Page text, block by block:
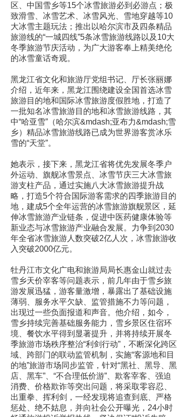
区、中国雪乡等15个冰雪旅游必到必游点；极
致滑雪、冰雪艺术、冰雪风光、雪地穿越等10
大冰雪主题玩法；推出以哈尔滨市及四条精品
旅游线的“一城四线”5条冰雪旅游线路以及10大
冬季旅游节庆活动，为广大游客奉上精美绝伦
的冰雪童话奇观。
黑龙江省文化和旅游厅党组书记、厅长张丽娜
介绍，近年来，黑龙江围绕建设全国首选冰雪
旅游目的地和国际冰雪旅游度假胜地，打造了
一批知名冰雪旅游目的地和冰雪旅游线路，其
中“哈亚雪”（哈尔滨&mdash;亚布力&mdash;雪
乡）精品冰雪旅游线路已成为世界游客赏冰乐
雪的“天堂”。
她表示，接下来，黑龙江省将优先发展冬季户
外运动、旗舰冰雪景点、冰雪节庆三大冰雪旅
游支柱产品，通过实施八大冰雪旅游提升战
略，打造5个符合国际游客需求的四季旅游目的
地，建成5个全年运营的冰雪旅游旗舰景区，延
伸冰雪旅游产业链条，促进中医药健康体验等
新业态与冰雪旅游产业融合发展。力争到2030
年全省冰雪旅游人数突破2亿人次，冰雪旅游收
入突破2000亿元。
牡丹江市文化广电和旅游局局长惠金山就过去
雪乡天价宰客等问题表示，前几年由于雪乡旅
游发展迅猛，游客量激增，暴露出了基础设施
薄弱、服务水平欠缺、监管措施不力等问题，
出现过一些负面报道和声音。他介绍，如今，
雪乡持续完善基础服务能力，雪乡景区住宿环
境、餐饮水平得到显著提升，并将持续开展冬
季旅游市场秩序整治“利剑行动”，不断深化跨区
域、跨部门的联动监管机制，实施“客源地和目
的地”旅游市场同步监管，针对“黑社、黑导、黑
店、黑车”、“不合理低价游”、欺客宰客、强迫
消费、价格欺诈等突出问题，将采取零容忍、
出重拳、挥利剑，一经发现将追查到底、严格
惩处、绝不姑息，并向社会公开曝光，24小时